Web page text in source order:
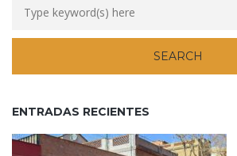
ENTRADAS RECIENTES